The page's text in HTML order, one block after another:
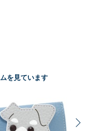
を見ています